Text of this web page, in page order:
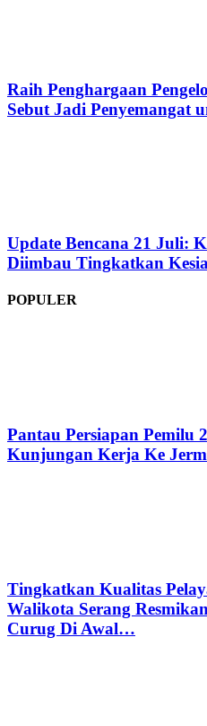
Raih Penghargaan
Sebut Jadi Penyemangat
Update Bencana 21 Juli:
Diimbau Tingkatkan
POPULER
Pantau Persiapan Pemilu
Kunjungan Kerja Ke
Tingkatkan Kualitas
Walikota Serang
Curug Di Awal…